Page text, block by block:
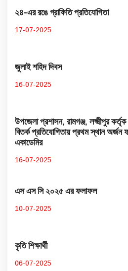
২৪-এর রঙে গ্রাফিতি প্রতিযোগিতা
17-07-2025
জুলাই শহিদ দিবস
16-07-2025
উপজেলা প্রশাসন, রামগঞ্জ, লক্ষ্মীপুর
বিতর্ক প্রতিযোগিতায় প্রথম স্থান
একাডেমির
16-07-2025
এস এস সি ২০২৫ এর ফলাফল
10-07-2025
কৃতি শিক্ষার্থী
06-07-2025